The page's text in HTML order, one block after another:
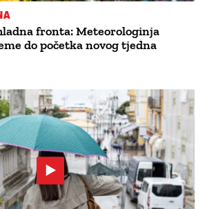
fronta: Meteorologinja
do početka novog tjedna